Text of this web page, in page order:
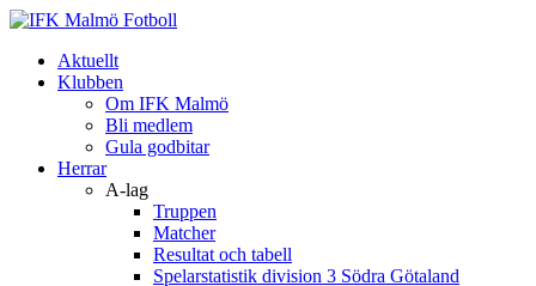
Aktuellt
Klubben
Om IFK Malmö
Bli medlem
Gula godbitar
Herrar
A-lag
Truppen
Matcher
Resultat och tabell
Spelarstatistik division 3 Södra Götaland